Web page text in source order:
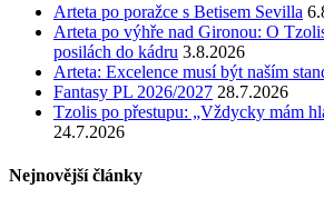
Arteta po poražce s Betisem Sevilla
Arteta po výhře nad Gironou: O
posilách do kádru 3.8.2026
Arteta: Excelence musí být naším
Fantasy PL 2026/2027 28.7.2026
Tzolis po přestupu: „Vždycky mám
24.7.2026
Nejnovější články